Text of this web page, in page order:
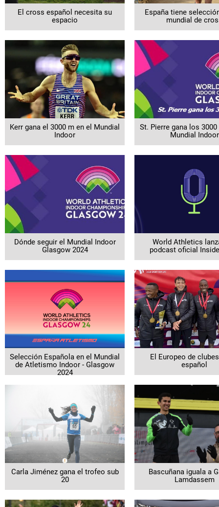
El cross español necesita su
espacio
España tiene
mundial de
Kerr gana el 3000 m en el Mundial
Indoor
St. Pierre gana los
Mundial Indoor
Dónde seguir el Mundial Indoor
Glasgow 2024
World Athletics
podcast oficial
Selección Española en el Mundial
de Atletismo Indoor - Glasgow
2024
El Europeo de
español
Carla Jiménez gana el trofeo sub
20
Bascuñana iguala a
Lamdassem